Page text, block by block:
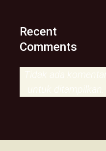
Recent
Comments
Tidak ada
untuk ditampilkan.